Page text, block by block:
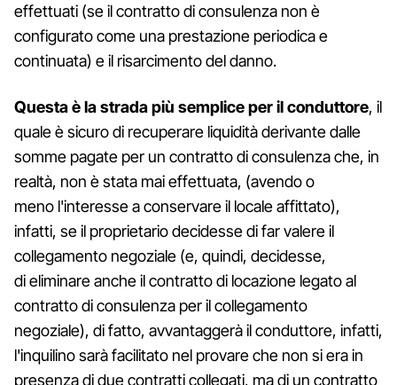
effettuati (se il contratto di consulenza non è
configurato come una prestazione periodica e
continuata) e il risarcimento del danno.
Questa è la strada più semplice per il conduttore, il
quale è sicuro di recuperare liquidità derivante dalle
somme pagate per un contratto di consulenza che, in
realtà, non è stata mai effettuata, (avendo o
meno l'interesse a conservare il locale affittato),
infatti, se il proprietario decidesse di far valere il
collegamento negoziale (e, quindi, decidesse,
di eliminare anche il contratto di locazione legato al
contratto di consulenza per il collegamento
negoziale), di fatto, avvantaggerà il conduttore, infatti,
l'inquilino sarà facilitato nel provare che non si era in
presenza di due contratti collegati, ma di un contratto